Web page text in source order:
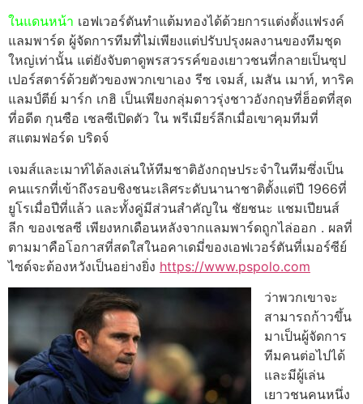
ในแดนหน้า เอฟเวอร์ตันทำแต้มทองได้ด้วยการแต่งตั้งแฟรงค์
แลมพาร์ด ผู้จัดการทีมที่ไม่เพียงแต่ปรับปรุงผลงานของทีมชุด
ใหญ่เท่านั้น แต่ยังจับตาดูพรสวรรค์ของเยาวชนที่กลายเป็นซุป
เปอร์สตาร์ด้วยตัวของพวกเขาเอง รีซ เจมส์, เมสัน เมาท์, ทาริค
แลมป์ตีย์ มาร์ก เกฮิ เป็นเพียงกลุ่มดาวรุ่งชาวอังกฤษที่ฮ็อตที่สุด
ที่อดีต กุนซือ เชลซีเปิดตัว ใน พรีเมียร์ลีกเมื่อเขาคุมทีมที่
สแตมฟอร์ด บริดจ์
เจมส์และเมาท์ได้ลงเล่นให้ทีมชาติอังกฤษประจำในทีมซึ่งเป็น
คนแรกที่เข้าถึงรอบชิงชนะเลิศระดับนานาชาติตั้งแต่ปี 1966ที่
ยูโรเมื่อปีที่แล้ว และทั้งคู่มีส่วนสำคัญใน ชัยชนะ แชมเปียนส์
ลีก ของเชลซี เพียงหกเดือนหลังจากแลมพาร์ดถูกไล่ออก . ผลที่
ตามมาคือโอกาสที่สดใสในอคาเดมี่ของเอฟเวอร์ตันที่เมอร์ซีย์
ไซด์จะต้องหวังเป็นอย่างยิ่ง https://www.pspolo.com
ว่าพวกเขาจะ
สามารถก้าวขึ้น
มาเป็นผู้จัดการ
ทีมคนต่อไปได้
และมีผู้เล่น
เยาวชนคนหนึ่ง